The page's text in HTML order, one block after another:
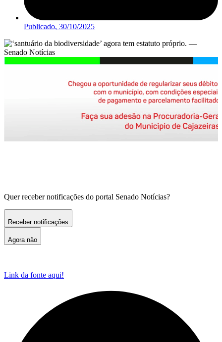
Publicado, 30/10/2025
Quer receber notificações do portal Senado Notícias?
Receber notificações
Agora não
Link da fonte aqui!